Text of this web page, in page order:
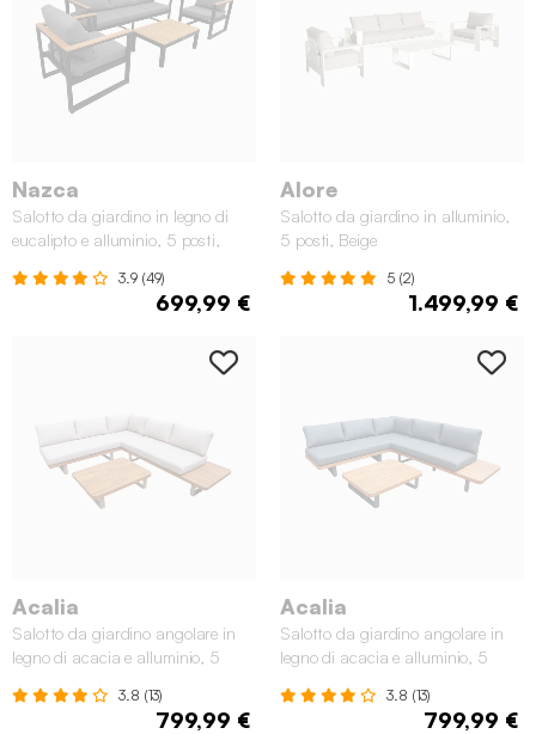
Nazca
Salotto da giardino in legno di
eucalipto e alluminio, 5 posti,
3.9 (49)
699,99 €
Alore
Salotto da giardino in alluminio,
5 posti, Beige
5 (2)
1.499,99 €
Acalia
Salotto da giardino angolare in
legno di acacia e alluminio, 5
3.8 (13)
799,99 €
Acalia
Salotto da giardino angolare in
legno di acacia e alluminio, 5
3.8 (13)
799,99 €